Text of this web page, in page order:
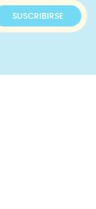
SUSCRIBIRSE